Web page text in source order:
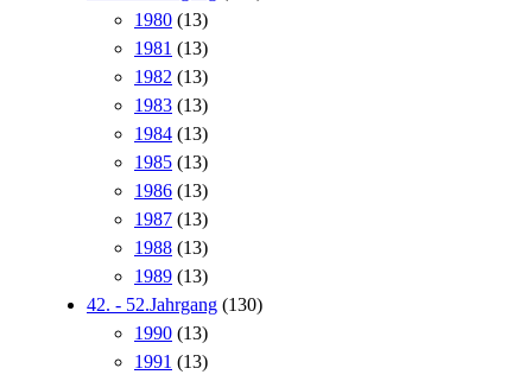
1980 (13)
1981 (13)
1982 (13)
1983 (13)
1984 (13)
1985 (13)
1986 (13)
1987 (13)
1988 (13)
1989 (13)
42. - 52.Jahrgang (130)
1990 (13)
1991 (13)